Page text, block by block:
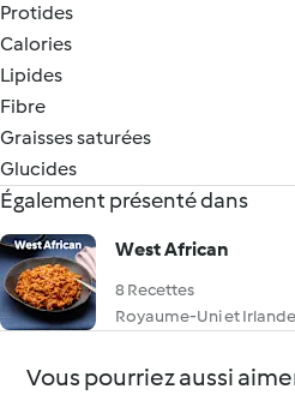
Protides
Calories
Lipides
Fibre
Graisses saturées
Glucides
Également présenté dans
West African
8 Recettes
Royaume-Uni et Irlande
Vous pourriez aussi